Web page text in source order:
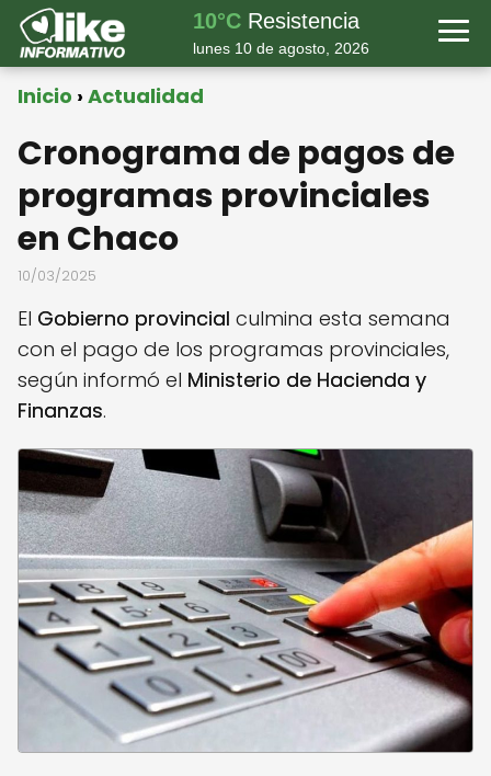
10°CResistencia
lunes 10 de agosto, 2026
Inicio Actualidad
Cronograma de pagos de
programas provinciales
en Chaco
10/03/2025
El Gobierno provincial culmina esta semana
con el pago de los programas provinciales,
según informó el Ministerio de Hacienda y
Finanzas.